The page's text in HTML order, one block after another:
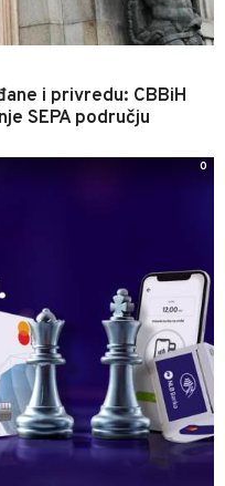
i privredu: CBBiH
SEPA području
0